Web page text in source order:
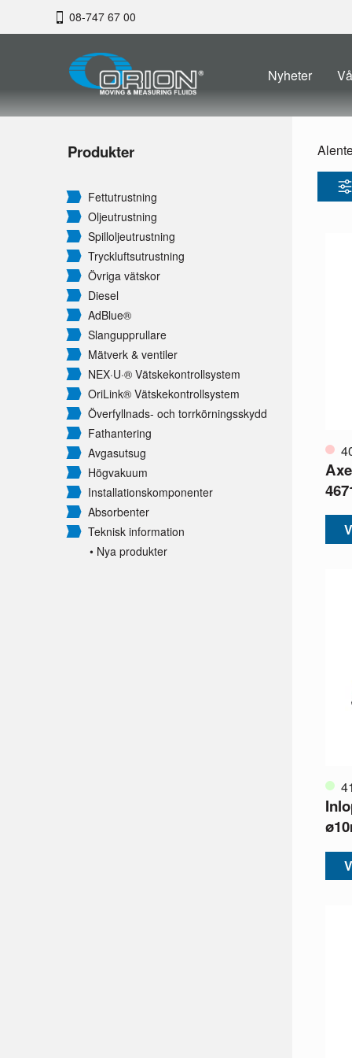
08-747 67 00
Nyheter
Produkter
Fettutrustning
Oljeutrustning
Spilloljeutrustning
Tryckluftsutrustning
Övriga vätskor
Diesel
AdBlue®
Slangupprullare
Mätverk & ventiler
NEX·U·® Vätskekontrollsystem
OriLink® Vätskekontrollsystem
Överfyllnads- och torrkörningsskydd
Fathantering
Avgasutsug
Högvakuum
Installationskomponenter
Absorbenter
Teknisk information
• Nya produkter